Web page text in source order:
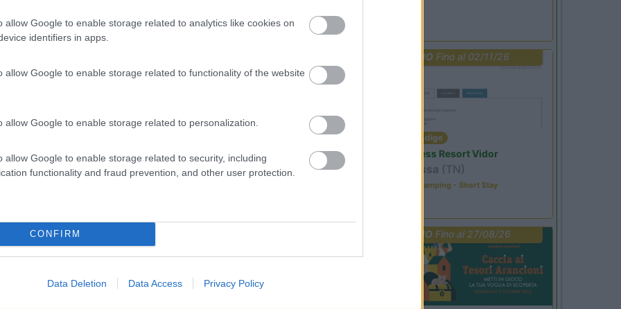
allow Google to enable storage related to analytics like cookies on
identifiers in apps.
allow Google to enable storage related to functionality of the website
allow Google to enable storage related to personalization.
allow Google to enable storage related to security, including
functionality and fraud prevention, and other user protection.
CONFIRM
Data Deletion Data Access Privacy Policy
(RM) - 66.7km
125/129
Disponibilità
7,7 18
Posizione
immersa in una pineta secolare nel cuore del...
Posizione
PROMO Fino al 02/11/26
Trentino Alto Adige
Family Wellness Resort Vidor
Pozza di Fassa (TN)
Happy & Active Camping - Short Stay
PROMOFino al 27/08/26